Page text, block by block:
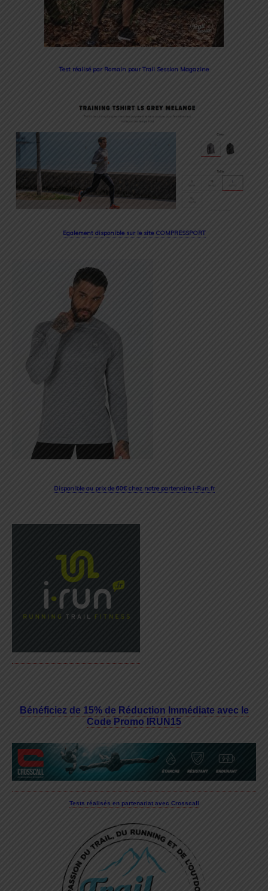
Test réalisé par Romain pour Trail Session Magazine
Egalement disponible sur le site COMPRESSPORT
Disponible au prix de 60€ chez notre partenaire i-Run.fr
Bénéficiez de 15% de Réduction Immédiate avec le
Code Promo IRUN15
Tests réalisés en partenariat avec Crosscall